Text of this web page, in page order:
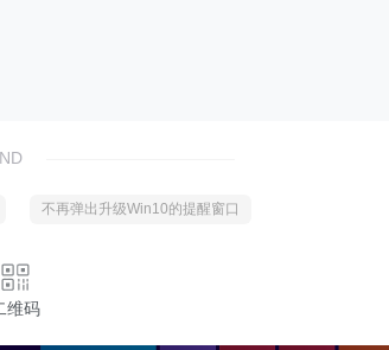
不再弹出升级Win10的提醒窗口
维码